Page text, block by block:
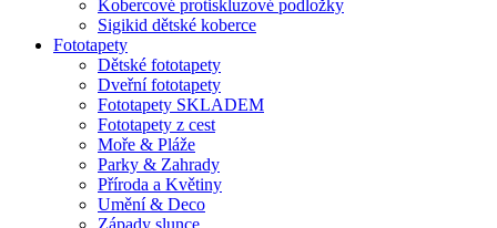
Kobercové protiskluzové podložky
Sigikid dětské koberce
Fototapety
Dětské fototapety
Dveřní fototapety
Fototapety SKLADEM
Fototapety z cest
Moře & Pláže
Parky & Zahrady
Příroda a Květiny
Umění & Deco
Západy slunce